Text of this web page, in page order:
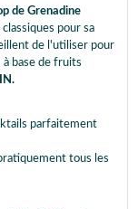
de Grenadine
pour sa
de l'utiliser pour
base de fruits
parfaitement
tous les